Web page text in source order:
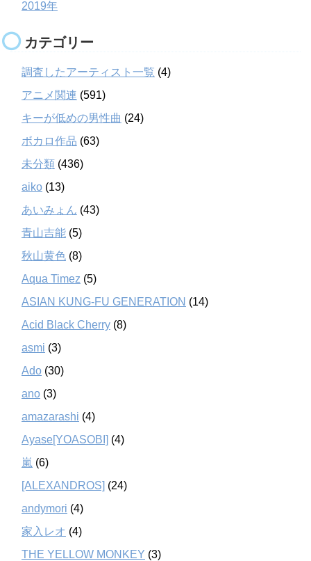
2019年
カテゴリー
調査したアーティスト一覧 (4)
アニメ関連 (591)
キーが低めの男性曲 (24)
ボカロ作品 (63)
未分類 (436)
aiko (13)
あいみょん (43)
青山吉能 (5)
秋山黄色 (8)
Aqua Timez (5)
ASIAN KUNG-FU GENERATION (14)
Acid Black Cherry (8)
asmi (3)
Ado (30)
ano (3)
amazarashi (4)
Ayase[YOASOBI] (4)
嵐 (6)
[ALEXANDROS] (24)
andymori (4)
家入レオ (4)
THE YELLOW MONKEY (3)